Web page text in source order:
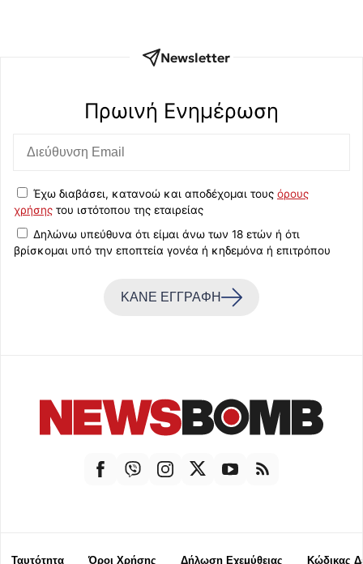
Newsletter
Πρωινή Eνημέρωση
Έχω διαβάσει, κατανοώ και αποδέχομαι τους όρους
χρήσης του ιστότοπου της εταιρείας
Δηλώνω υπεύθυνα ότι είμαι άνω των 18 ετών ή ότι
βρίσκομαι υπό την εποπτεία γονέα ή κηδεμόνα ή επιτρόπου
ΚΑΝΕ ΕΓΓΡΑΦΗ
Ταυτότητα Όροι Χρήσης Δήλωση Εχεμύθειας Κώδικας